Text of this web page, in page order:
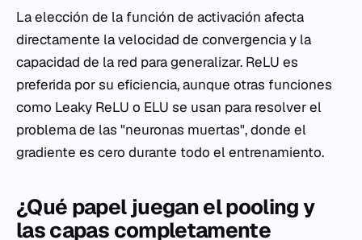
La elección de la función de activación afecta
directamente la velocidad de convergencia y la
capacidad de la red para generalizar. ReLU es
preferida por su eficiencia, aunque otras funciones
como Leaky ReLU o ELU se usan para resolver el
problema de las "neuronas muertas", donde el
gradiente es cero durante todo el entrenamiento.
¿Qué papel juegan el pooling y
las capas completamente